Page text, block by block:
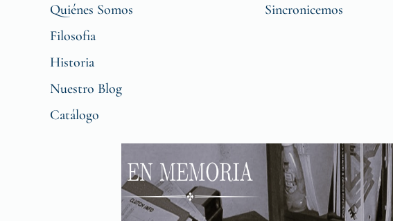
Quiénes Somos
Filosofia
Historia
Nuestro Blog
Catálogo
Sincronicemos